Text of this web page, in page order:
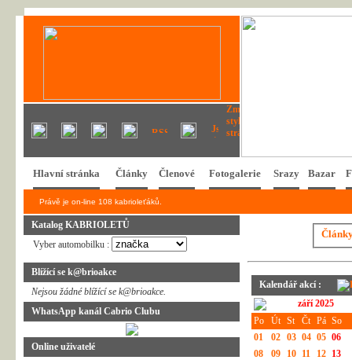
Hlavní stránka Články Členové Fotogalerie Srazy Bazar
Právě je on-line 108 kabrioleťáků.
Katalog KABRIOLETŮ
Vyber automobilku :
Blížící se k@brioakce
Nejsou žádné blížící se k@brioakce.
WhatsApp kanál Cabrio Clubu
Online uživatelé
Kalendář akcí :
září 2025
Po
Út St Čt Pá So
01
02 03 04 05 06
08
09 10 11 12 13